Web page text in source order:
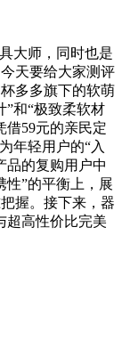
大师，同时也是
天要给大家测评
多多旗下的软萌
”和“极致柔软材
借59元的亲民定
年轻用户的“入
品的复购用户中
性”的平衡上，展
握。接下来，器
超高性价比完美